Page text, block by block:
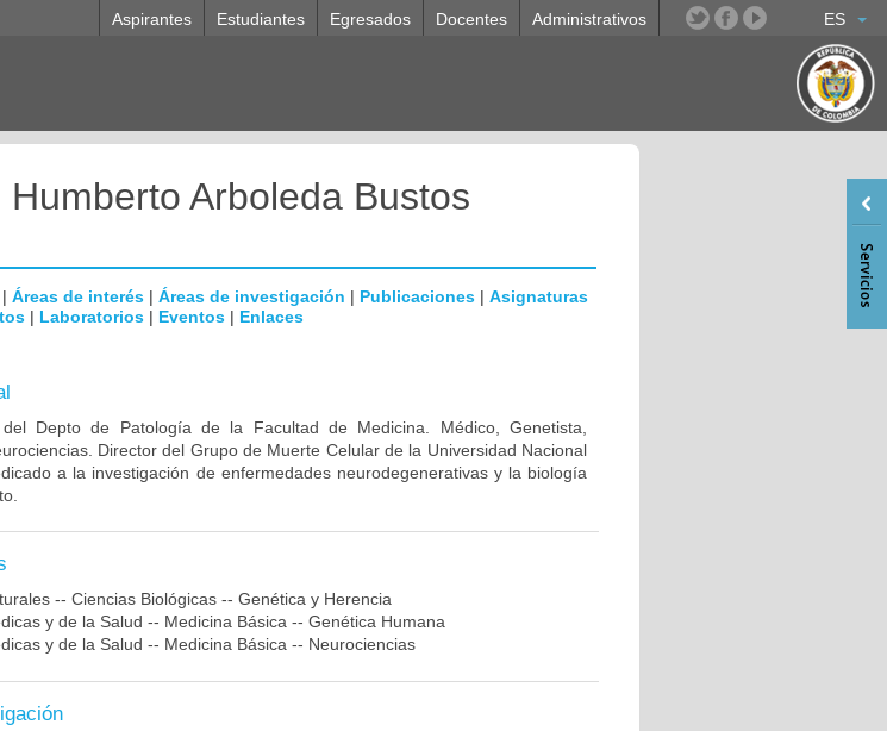
ES
Aspirantes Estudiantes Egresados Docentes Administrativos
Humberto Arboleda Bustos
| Áreas de interés | Áreas de investigación | Publicaciones | Asignaturas
| Laboratorios | Eventos | Enlaces
Depto de Patología de la Facultad de Medicina. Médico, Genetista,
Director del Grupo de Muerte Celular de la Universidad Nacional
a la investigación de enfermedades neurodegenerativas y la biología
-- Ciencias Biológicas -- Genética y Herencia
y de la Salud -- Medicina Básica -- Genética Humana
y de la Salud -- Medicina Básica -- Neurociencias